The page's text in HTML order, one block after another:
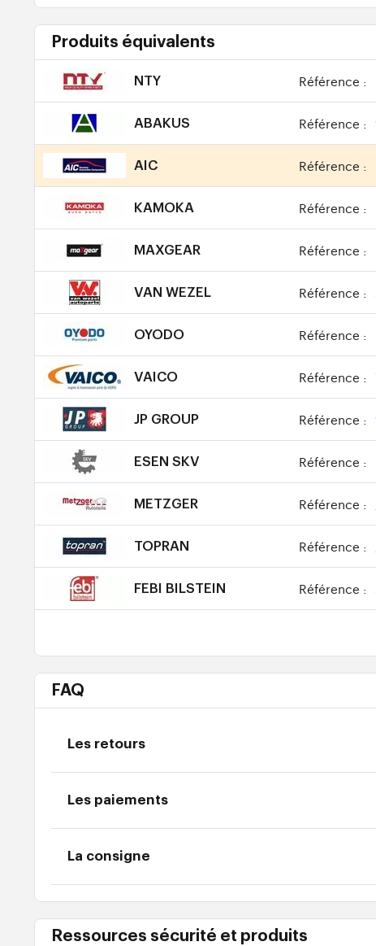
Produits équivalents
NTY Référence :
ABAKUS Référence :
AIC Référence :
KAMOKA Référence :
MAXGEAR Référence :
VAN WEZEL Référence :
OYODO Référence :
VAICO Référence :
JP GROUP Référence :
ESEN SKV Référence :
METZGER Référence :
TOPRAN Référence :
FEBI BILSTEIN Référence :
FAQ
Les retours
Les paiements
La consigne
Ressources sécurité et produits